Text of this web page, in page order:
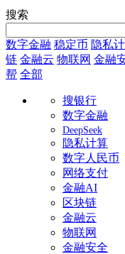
搜索
数字金融 稳定币 隐私
链 金融云 物联网 金融
帮 全部
搜银行
数字金融
DeepSeek
隐私计算
数字人民币
网络支付
金融AI
区块链
金融云
物联网
金融安全